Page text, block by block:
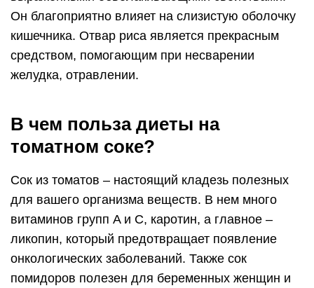
Он благоприятно влияет на слизистую оболочку
кишечника. Отвар риса является прекрасным
средством, помогающим при несварении
желудка, отравлении.
В чем польза диеты на
томатном соке?
Сок из томатов – настоящий кладезь полезных
для вашего организма веществ. В нем много
витаминов групп A и C, каротин, а главное –
ликопин, который предотвращает появление
онкологических заболеваний. Также сок
помидоров полезен для беременных женщин и